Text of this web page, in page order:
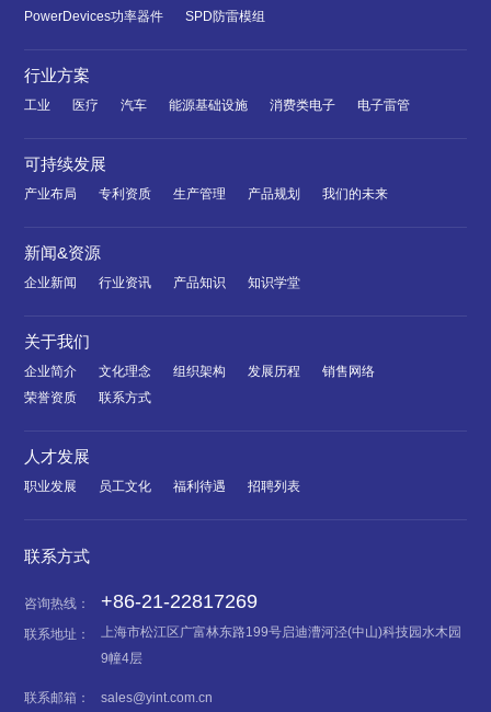
PowerDevices功率器件
SPD防雷模组
行业方案
工业 医疗 汽车 能源基础设施 消费类电子 电子雷管
可持续发展
产业布局 专利资质 生产管理 产品规划 我们的未来
新闻&资源
企业新闻 行业资讯 产品知识 知识学堂
关于我们
企业简介 文化理念 组织架构 发展历程
销售网络
荣誉资质
联系方式
人才发展
职业发展 员工文化 福利待遇 招聘列表
联系方式
咨询热线： +86-21-22817269
联系地址：
上海市松江区广富林东路199号启迪漕河泾(中山)科技园水木园
9幢4层
联系邮箱： sales@yint.com.cn